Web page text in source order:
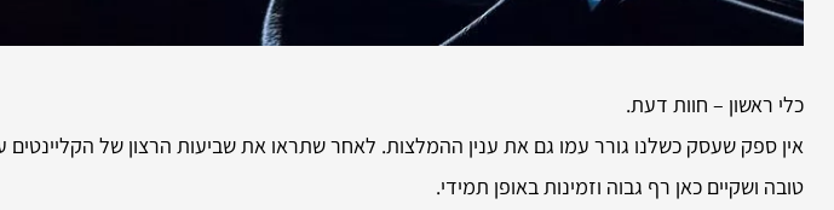
כלי ראשון – חוות דעת.
אין ספק שעסק כשלנו גורר עמו גם את ענין ההמלצות. לאחר שתראו את שביעות הרצון של
טובה ושקיים כאן רף גבוה וזמינות באופן תמידי.